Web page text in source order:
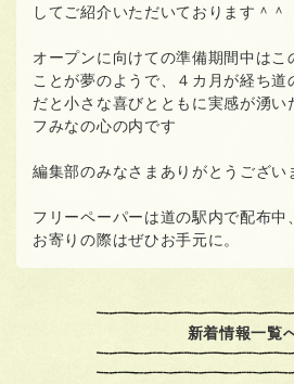
してご紹介いただいております＾＾
オープンに向けての準備期間中はこ
ことが夢のようで、４カ月が経ち道
だと小さな喜びとともに実感が湧い
フみなの心の内です
編集部のみなさまありがとうござい
フリーペーパーは道の駅内で配布中
お寄りの際はぜひお手元に。
新着情報一覧